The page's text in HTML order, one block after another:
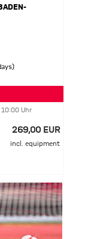
Uhr
269,00 EUR
incl. equipment